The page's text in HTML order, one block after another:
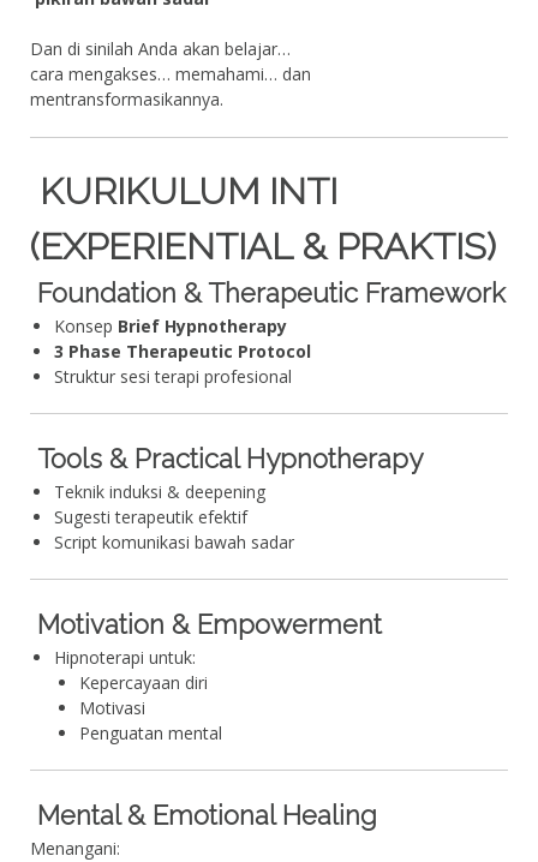
Dan di sinilah Anda akan belajar…
cara mengakses… memahami… dan
mentransformasikannya.
KURIKULUM INTI
(EXPERIENTIAL & PRAKTIS)
Foundation & Therapeutic Framework
Konsep Brief Hypnotherapy
3 Phase Therapeutic Protocol
Struktur sesi terapi profesional
Tools & Practical Hypnotherapy
Teknik induksi & deepening
Sugesti terapeutik efektif
Script komunikasi bawah sadar
Motivation & Empowerment
Hipnoterapi untuk:
Kepercayaan diri
Motivasi
Penguatan mental
Mental & Emotional Healing
Menangani: